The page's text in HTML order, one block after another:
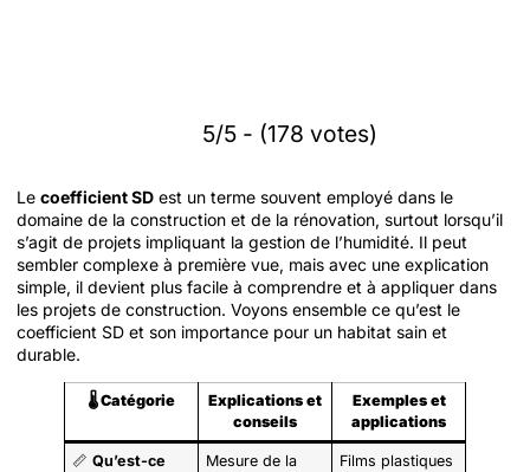
5/5 - (178 votes)
Le coefficient SD est un terme souvent employé dans le
domaine de la construction et de la rénovation, surtout lorsqu’il
s’agit de projets impliquant la gestion de l’humidité. Il peut
sembler complexe à première vue, mais avec une explication
simple, il devient plus facile à comprendre et à appliquer dans
les projets de construction. Voyons ensemble ce qu’est le
coefficient SD et son importance pour un habitat sain et
durable.
🌡️Catégorie
Explications et
conseils
Exemples et
applications
📏Qu’est-ce
Mesure de la
Films plastiques